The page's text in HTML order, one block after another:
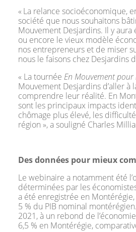
« La relance socioéconomique,
société que nous souhaitons
Mouvement Desjardins. Il y
ou encore le vieux modèle
nos entrepreneurs et de miser
nous le faisons chez Desjardins
« La tournée En Mouvement
Mouvement Desjardins d’aller
comprendre leur réalité. En
sont les principaux impacts
chômage plus élevé, les
région », a souligné Charles
Des données pour mieux
Le webinaire a notamment été
déterminées par les
a été enregistrée en
5 % du PIB nominal
2021, à un rebond de
6,5 % en Montérégie,